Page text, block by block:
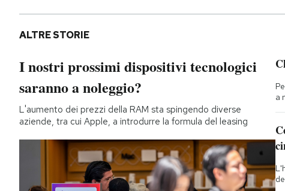
ALTRE STORIE
I nostri prossimi dispositivi tecnologici
saranno a noleggio?
L'aumento dei prezzi della RAM sta spingendo diverse
aziende, tra cui Apple, a introdurre la formula del leasing
a